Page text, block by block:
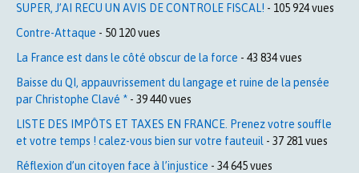
SUPER, J’AI RECU UN AVIS DE CONTROLE FISCAL! - 105 924 vues
Contre-Attaque - 50 120 vues
La France est dans le côté obscur de la force - 43 834 vues
Baisse du QI, appauvrissement du langage et ruine de la pensée
par Christophe Clavé * - 39 440 vues
LISTE DES IMPÔTS ET TAXES EN FRANCE. Prenez votre souffle
et votre temps ! calez-vous bien sur votre fauteuil - 37 281 vues
Réflexion d’un citoyen face à l’injustice - 34 645 vues